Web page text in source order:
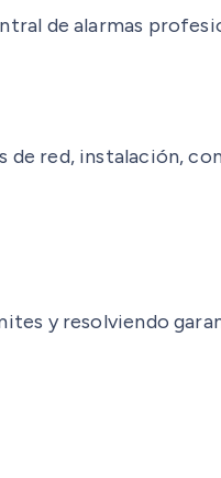
de alarmas
de red, instalación,
y resolviendo